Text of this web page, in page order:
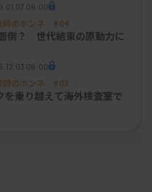
きな食べ物はハンバー
像専門開発モニター。
することを目的に、有志が集
06:00
師のホンネ #04
倒？ 世代結束の原動力に
06:00
師のホンネ #03
乗り越えて――海外検査室で